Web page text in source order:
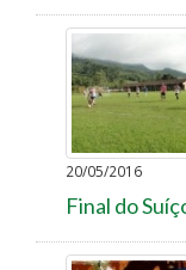
20/05/2016
Final do